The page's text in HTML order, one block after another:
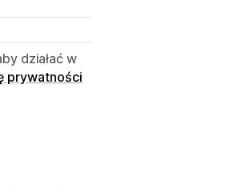
działać w
prywatności